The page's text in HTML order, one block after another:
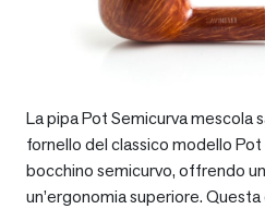
La pipa Pot Semicurva mescola
fornello del classico modello Pot
bocchino semicurvo, offrendo
un’ergonomia superiore.